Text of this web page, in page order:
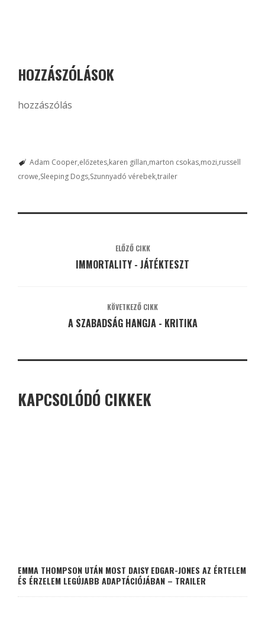
HOZZÁSZÓLÁSOK
hozzászólás
Adam Cooper előzetes karen gillan marton csokas mozi russell
crowe Sleeping Dogs Szunnyadó vérebektrailer
ELŐZŐ CIKK
IMMORTALITY - JÁTÉKTESZT
KÖVETKEZŐ CIKK
A SZABADSÁG HANGJA - KRITIKA
KAPCSOLÓDÓ CIKKEK
EMMA THOMPSON UTÁN MOST DAISY EDGAR-JONES AZ ÉRTELEM
ÉS ÉRZELEM LEGÚJABB ADAPTÁCIÓJÁBAN – TRAILER